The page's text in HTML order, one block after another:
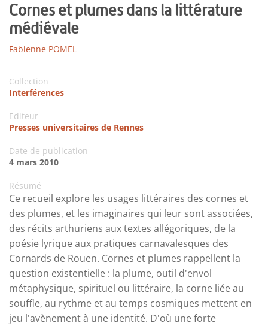
Cornes et plumes dans la littérature
médiévale
Fabienne POMEL
Collection
Interférences
Editeur
Presses universitaires de Rennes
Date de publication
4 mars 2010
Résumé
Ce recueil explore les usages littéraires des cornes et
des plumes, et les imaginaires qui leur sont associées,
des récits arthuriens aux textes allégoriques, de la
poésie lyrique aux pratiques carnavalesques des
Cornards de Rouen. Cornes et plumes rappellent la
question existentielle : la plume, outil d'envol
métaphysique, spirituel ou littéraire, la corne liée au
souffle, au rythme et au temps cosmiques mettent en
jeu l'avènement à une identité. D'où une forte